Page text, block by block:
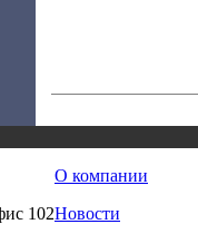
102
О компании
Новости